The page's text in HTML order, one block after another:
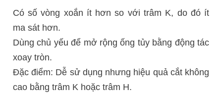
Có số vòng xoắn ít hơn so với trâm K, do đó ít
ma sát hơn.
Dùng chủ yếu để mở rộng ống tủy bằng động tác
xoay tròn.
Đặc điểm: Dễ sử dụng nhưng hiệu quả cắt không
cao bằng trâm K hoặc trâm H.